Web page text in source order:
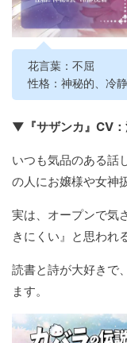
花言葉：不屈
性格：神秘的、冷
▼『サザンカ』CV：
いつも気品のある話
の人にお嬢様や女神
実は、オープンで気
きにくい』と思われ
読書と詩が大好きで
ます。